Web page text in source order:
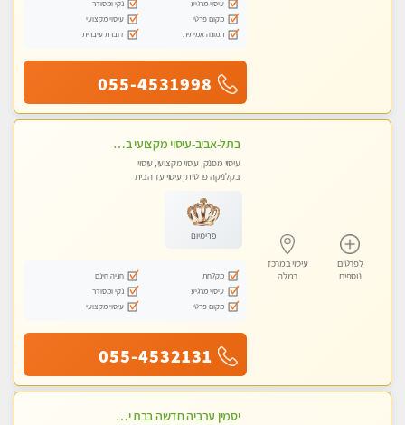
עיסוי מרגיע
נקי ומסודר
מקום פרטי
עיסוי מקצועי
תמונה אמיתית
דוברת עיברית
055-4531998
לפרטים
נוספים
עיסוי במרכז
רמלה
בתל-אביב-עיסוי מקצועי ברמה אחת מעל הכולל אבנים חמות רקמות עמוק בשילוב של כל סוגי העיסוי.
עיסוי מפנק, עיסוי מקצועי, עיסוי
בקלניקה פרטית, עיסוי עד הבית
פרימיום
מקלחת
חניה חינם
עיסוי מרגיע
נקי ומסודר
מקום פרטי
עיסוי מקצועי
055-4532131
יסמין ערביה חדשה בבת ים חדש חדש .כל סוגי העיסויים במקום הכי מושלם בעיר בת ים . highly recommended..new in the city